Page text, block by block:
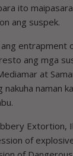
ito
ang suspek.
ang entrapment
ang mga
at
nakuha naman
Extortion,
of